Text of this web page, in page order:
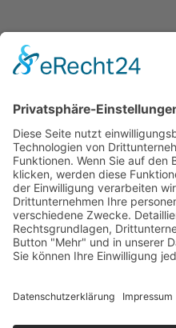
Quicklinks
Symworking Ecosystem
Mitglied werden
Social Media
Zu LinkedIn